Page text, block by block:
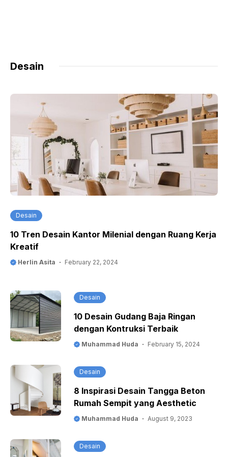
Desain
Desain
10 Tren Desain Kantor Milenial dengan Ruang Kerja
Kreatif
Herlin Asita February 22, 2024
Desain
10 Desain Gudang Baja Ringan
dengan Kontruksi Terbaik
Muhammad Huda February 15, 2024
Desain
8 Inspirasi Desain Tangga Beton
Rumah Sempit yang Aesthetic
Muhammad Huda August 9, 2023
Desain